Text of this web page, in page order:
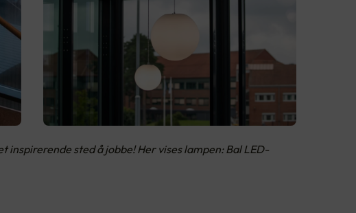
sted å jobbe! Her vises lampen: Bal LED-